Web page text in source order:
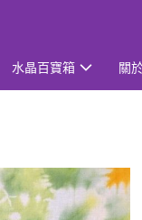
水晶百寶箱 關